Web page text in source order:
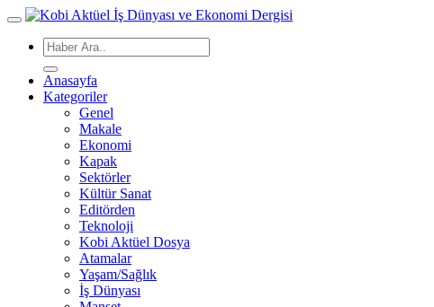
Anasayfa
Kategoriler
Genel
Makale
Ekonomi
Kapak
Sektörler
Kültür Sanat
Editörden
Teknoloji
Kobi Aktüel Dosya
Atamalar
Yaşam/Sağlık
İş Dünyası